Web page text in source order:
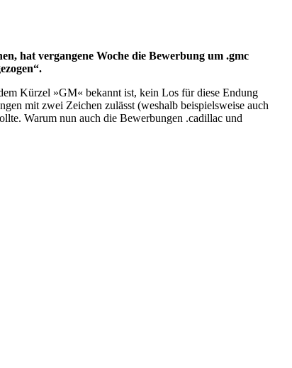
hat vergangene Woche die Bewerbung um .gmc
Kürzel »GM« bekannt ist, kein Los für diese Endung
mit zwei Zeichen zulässt (weshalb beispielsweise auch
Warum nun auch die Bewerbungen .cadillac und